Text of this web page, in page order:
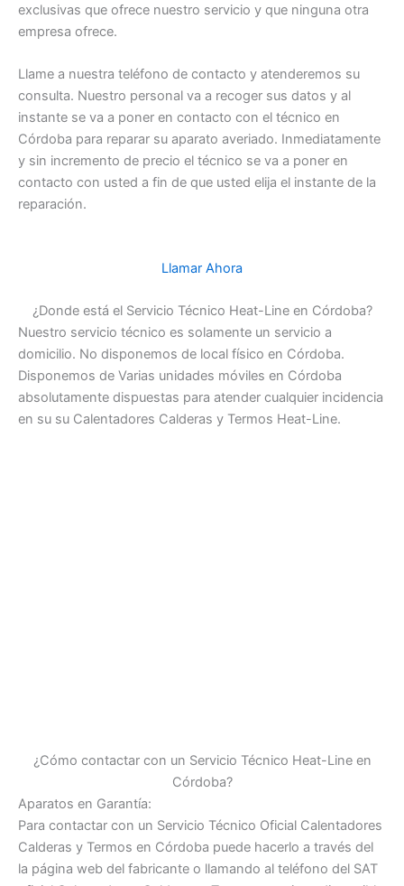
exclusivas que ofrece nuestro servicio y que ninguna otra
empresa ofrece.
Llame a nuestra teléfono de contacto y atenderemos su
consulta. Nuestro personal va a recoger sus datos y al
instante se va a poner en contacto con el técnico en
Córdoba para reparar su aparato averiado. Inmediatamente
y sin incremento de precio el técnico se va a poner en
contacto con usted a fin de que usted elija el instante de la
reparación.
Llamar Ahora
¿Donde está el Servicio Técnico Heat-Line en Córdoba?
Nuestro servicio técnico es solamente un servicio a
domicilio. No disponemos de local físico en Córdoba.
Disponemos de Varias unidades móviles en Córdoba
absolutamente dispuestas para atender cualquier incidencia
en su su Calentadores Calderas y Termos Heat-Line.
¿Cómo contactar con un Servicio Técnico Heat-Line en
Córdoba?
Aparatos en Garantía:
Para contactar con un Servicio Técnico Oficial Calentadores
Calderas y Termos en Córdoba puede hacerlo a través del
la página web del fabricante o llamando al teléfono del SAT